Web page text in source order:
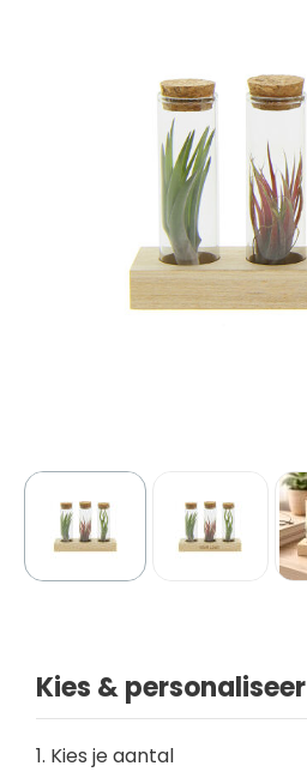
Outdoor & Vrije tijd
Technologie & gadgets
Home & Living
Kies & personaliseer
1. Kies je aantal